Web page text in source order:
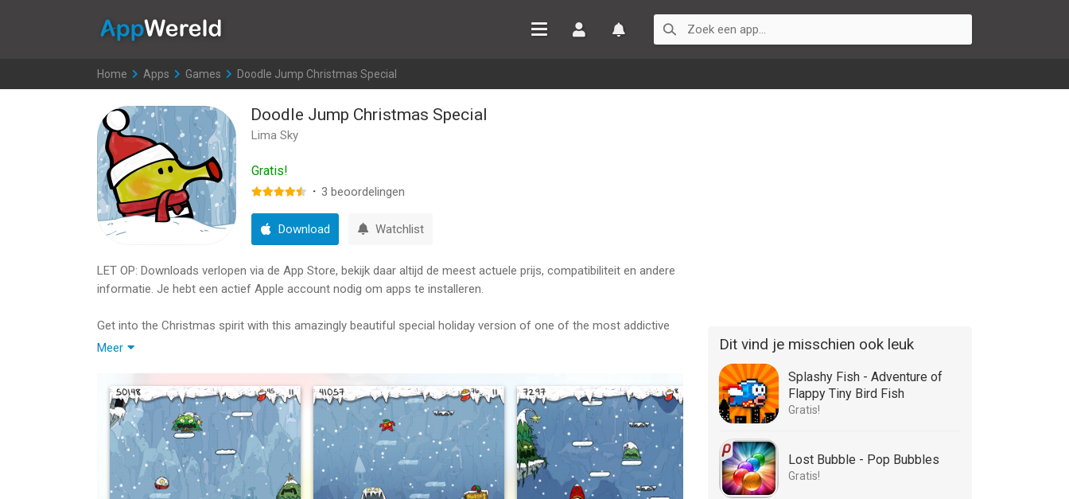
Home >
Apps >
Games >
Doodle Jump Christmas Special
Doodle Jump Christmas Special
Lima Sky
Gratis!
· 3 beoordelingen
Download Watchlist
LET OP: Downloads verlopen via de App Store, bekijk daar altijd de meest actuele prijs, compatibiliteit en andere
informatie. Je hebt een actief Apple account nodig om apps te installeren.
Get into the Christmas spirit with this amazingly beautiful special holiday version of one of the most addictive
and best-selling iOS apps of all time, Doodle Jump!
NEW monsters, a SUPER COOL ROCKET power-up, CHILL-BREATH MONSTER that will freeze you if you're not
careful, STORE with upgrades, and much, much more!
Doodle Jump Christmas Special Free is all you LOVE about the original Doodle Jump and then some!
This is a FREE, ad-supported version of Doodle Jump Christmas Special.
Meer Dit vind je misschien ook leuk
Splashy Fish - Adventure of
Flappy Tiny Bird Fish
Gratis!
Lost Bubble - Pop Bubbles
Gratis!